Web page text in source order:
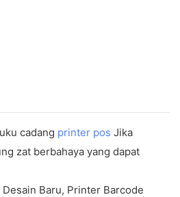
cadang printer pos Jika
zat berbahaya yang dapat
Baru, Printer Barcode